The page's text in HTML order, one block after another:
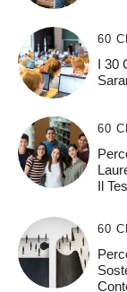
60
I 30
60
Il
60